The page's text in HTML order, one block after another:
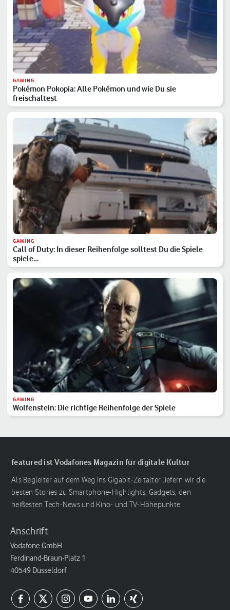
GAMING
Pokémon Pokopia: Alle Pokémon und wie Du sie
freischaltest
GAMING
Call of Duty: In dieser Reihenfolge solltest Du die Spiele
spiele…
GAMING
Wolfenstein: Die richtige Reihenfolge der Spiele
featured ist Vodafones Magazin für digitale Kultur
Als Begleiter auf dem Weg ins Gigabit-Zeitalter liefern wir die
besten Stories zu Smartphone-Highlights, Gadgets, den
heißesten Tech-News und Kino- und TV-Höhepunkte.
Anschrift
Vodafone GmbH
Ferdinand-Braun-Platz 1
40549 Düsseldorf